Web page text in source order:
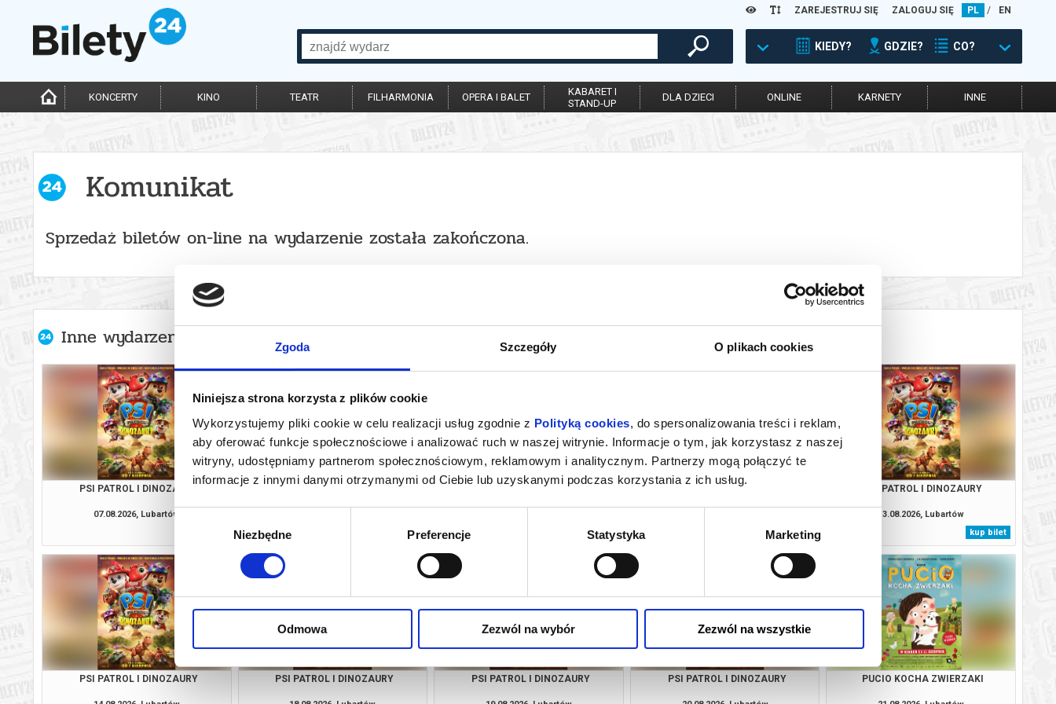
Zgoda Szczegóły O plikach cookies
Niniejsza strona korzysta z plików cookie
Wykorzystujemy pliki cookie w celu realizacji usług zgodnie z Polityką cookies, do spersonalizowania treści i reklam,
aby oferować funkcje społecznościowe i analizować ruch w naszej witrynie. Informacje o tym, jak korzystasz z naszej
witryny, udostępniamy partnerom społecznościowym, reklamowym i analitycznym. Partnerzy mogą połączyć te
informacje z innymi danymi otrzymanymi od Ciebie lub uzyskanymi podczas korzystania z ich usług.
Wybór
Niezbędne Preferencje Statystyka Marketing
Odmowa Zezwól na wybór Zezwól na wszystkie
ZAREJESTRUJ SIĘ ZALOGUJ SIĘ PL / EN
KIEDY? GDZIE? CO?
KONCERTY KINO TEATR FILHARMONIA OPERA I BALET
KABARET I
STAND-UP
DLA DZIECI ONLINE KARNETY INNE
Komunikat
Sprzedaż biletów on-line na wydarzenie została zakończona.
Inne wydarzenia organizatora
PSI PATROL I DINOZAURY
07.08.2026, Lubartów
PSI PATROL I DINOZAURY
kup bilet
PSI PATROL I DINOZAURY
kup bilet
PSI PATROL I DINOZAURY
kup bilet
PSI PATROL I DINOZAURY
13.08.2026, Lubartów
kup bilet
PSI PATROL I DINOZAURY PSI PATROL I DINOZAURY PSI PATROL I DINOZAURY PSI PATROL I DINOZAURY PUCIO KOCHA ZWIERZAKI